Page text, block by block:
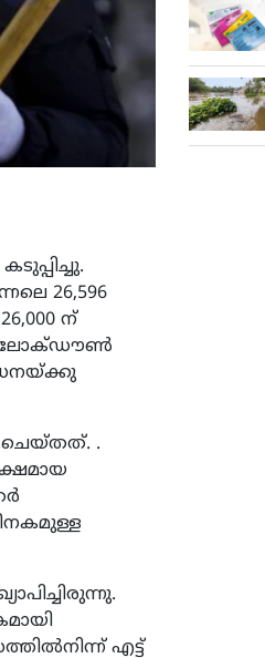
26,596
ന്
ലോക്ഡൗണ്‍
ചെയ്തത്. .
എട്ട്